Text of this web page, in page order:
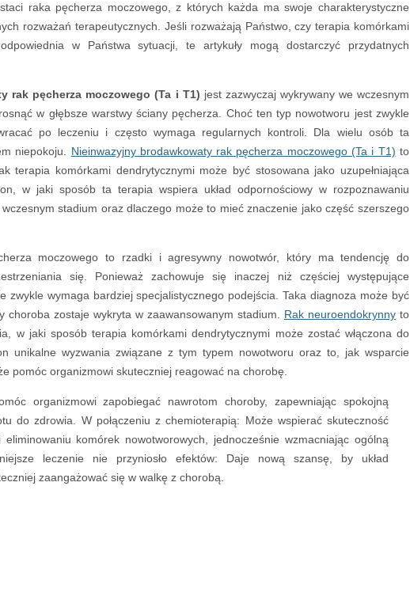
raka pęcherza moczowego, z których każda ma swoje charakterystyczne
rozważań terapeutycznych. Jeśli rozważają Państwo, czy terapia komórkami
w Państwa sytuacji, te artykuły mogą dostarczyć przydatnych
rak pęcherza moczowego (Ta i T1) jest zazwyczaj wykrywany we wczesnym
w głębsze warstwy ściany pęcherza. Choć ten typ nowotworu jest zwykle
po leczeniu i często wymaga regularnych kontroli. Dla wielu osób ta
niepokoju. Nieinwazyjny brodawkowaty rak pęcherza moczowego (Ta i T1) to
terapia komórkami dendrytycznymi może być stosowana jako uzupełniająca
w jaki sposób ta terapia wspiera układ odpornościowy w rozpoznawaniu
stadium oraz dlaczego może to mieć znaczenie jako część szerszego
moczowego to rzadki i agresywny nowotwór, który ma tendencję do
się. Ponieważ zachowuje się inaczej niż częściej występujące
zwykle wymaga bardziej specjalistycznego podejścia. Taka diagnoza może być
choroba zostaje wykryta w zaawansowanym stadium. Rak neuroendokrynny to
w jaki sposób terapia komórkami dendrytycznymi może zostać włączona do
unikalne wyzwania związane z tym typem nowotworu oraz to, jak wsparcie
pomóc organizmowi skuteczniej reagować na chorobę.